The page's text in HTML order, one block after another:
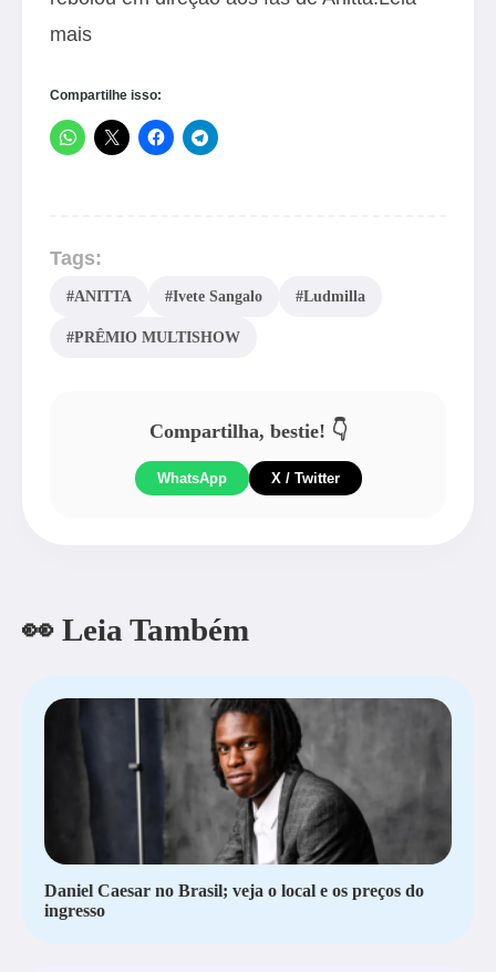
mais
Compartilhe isso:
Tags:
#ANITTA #Ivete Sangalo #Ludmilla
#PRÊMIO MULTISHOW
Compartilha, bestie! 👇
WhatsApp X / Twitter
👀 Leia Também
Daniel Caesar no Brasil; veja o local e os preços do
ingresso